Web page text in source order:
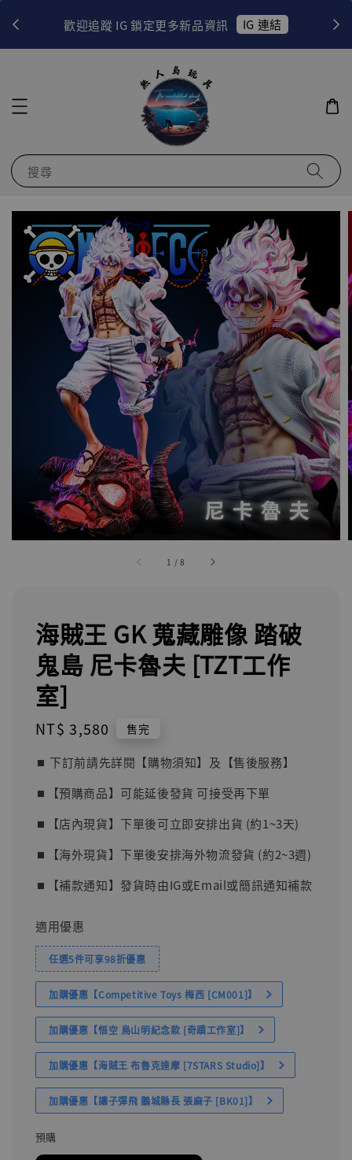
歡迎追蹤 IG 鎖定更多新品資訊 IG 連結
搜尋
1 /8
海賊王 GK 蒐藏雕像 踏破
鬼島 尼卡魯夫 [TZT工作
室]
Regular
NT$ 3,580 售完
⏹︎ 下訂前請先詳閱【購物須知】及【售後服務】
⏹︎【預購商品】可能延後發貨 可接受再下單
⏹︎【店內現貨】下單後可立即安排出貨 (約1~3天)
⏹︎【海外現貨】下單後安排海外物流發貨 (約2~3週)
⏹︎【補款通知】發貨時由IG或Email或簡訊通知補款
適用優惠
任選5件可享98折優惠
加購優惠【Competitive Toys 梅西 [CM001]】
加購優惠【悟空 鳥山明紀念款 [奇蹟工作室]】
加購優惠【海賊王 布魯克達摩 [7STARS Studio]】
加購優惠【讓子彈飛 鵝城縣長 張麻子 [BK01]】
預購